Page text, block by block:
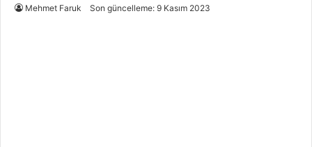
Mehmet Faruk Son güncelleme: 9 Kasım 2023